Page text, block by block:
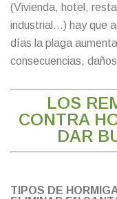
(Vivienda, hotel,
industrial…) hay que
días la plaga
consecuencias,
LOS
CONTRA
DAR
TIPOS DE